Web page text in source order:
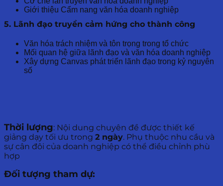
Giới thiệu Cẩm nang văn hóa doanh nghiệp
5. Lãnh đạo truyền cảm hứng cho thành công
Văn hóa trách nhiệm và tôn trọng trong tổ chức
Mối quan hệ giữa lãnh đạo và văn hóa doanh nghiệp
Xây dựng Canvas phát triển lãnh đạo trong kỷ nguyên
số
Thời lượng: Nội dung chuyên đề được thiết kế
giảng dạy tối ưu trong 2 ngày. Phụ thuộc nhu cầu và
sự cân đôi của doanh nghiệp có thể điều chỉnh phù
hợp
Đối tượng tham dự: